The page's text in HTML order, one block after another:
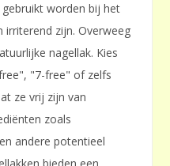
worden bij het
irriterend zijn. Overweeg
nagellak. Kies
"7-free" of zelfs
ze vrij zijn van
zoals
andere potentieel